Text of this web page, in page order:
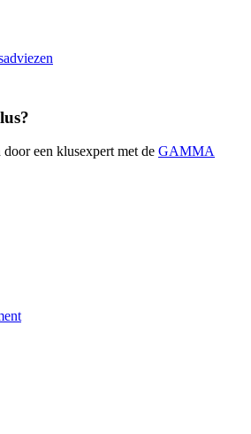
een klusexpert met de GAMMA